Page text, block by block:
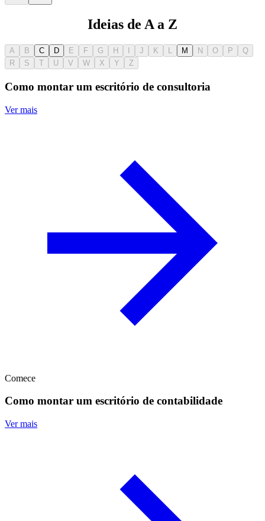
Ideias de A a Z
A B C D E F G H J K L M N O P
Q
R
S T U V W X Y Z
Como montar um escritório de consultoria
Ver mais
Comece
Como montar um escritório de contabilidade
Ver mais